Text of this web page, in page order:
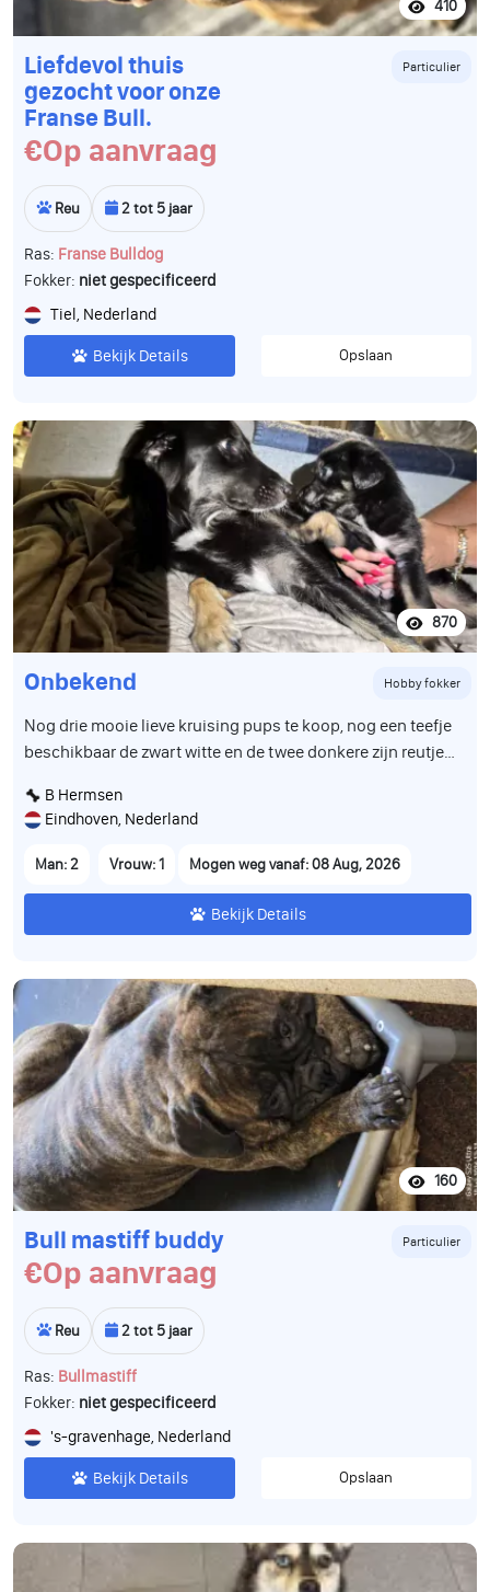
410
Liefdevol thuis
gezocht voor onze
Franse Bull.
Particulier
€Op aanvraag
Reu 2 tot 5 jaar
Ras: Franse Bulldog
Fokker: niet gespecificeerd
Tiel, Nederland
Bekijk Details Opslaan
870
Onbekend Hobby fokker
Nog drie mooie lieve kruising pups te koop, nog een teefje
beschikbaar de zwart witte en de twee donkere zijn reutjes,
nest verlaten, zijn volledig ontwormd en gevaccineerd en
hebben een paspoort
B Hermsen
Eindhoven, Nederland
Man: 2 Vrouw: 1 Mogen weg vanaf: 08 Aug, 2026
Bekijk Details
160
Bull mastiff buddy Particulier
€Op aanvraag
Reu 2 tot 5 jaar
Ras: Bullmastiff
Fokker: niet gespecificeerd
's-gravenhage, Nederland
Bekijk Details Opslaan